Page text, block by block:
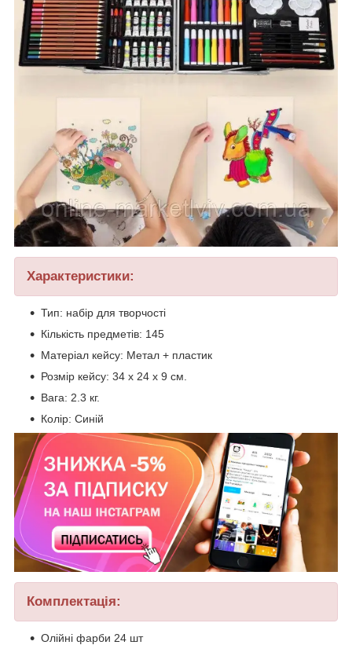
Характеристики:
Тип: набір для творчості
Кількість предметів: 145
Матеріал кейсу: Метал + пластик
Розмір кейсу: 34 х 24 х 9 см.
Вага: 2.3 кг.
Колір: Синій
Комплектація:
Олійні фарби 24 шт